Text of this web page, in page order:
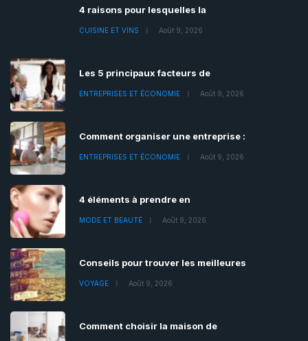
4 raisons pour lesquelles la
CUISINE ET VINS Août 9, 2026
Les 5 principaux facteurs de
ENTREPRISES ET ÉCONOMIE Août 9, 2026
Comment organiser une entreprise :
ENTREPRISES ET ÉCONOMIE Août 9, 2026
4 éléments à prendre en
MODE ET BEAUTÉ Août 9, 2026
Conseils pour trouver les meilleures
VOYAGE Août 9, 2026
Comment choisir la maison de